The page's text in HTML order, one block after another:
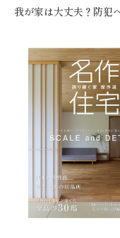
我が家は大丈夫？防犯